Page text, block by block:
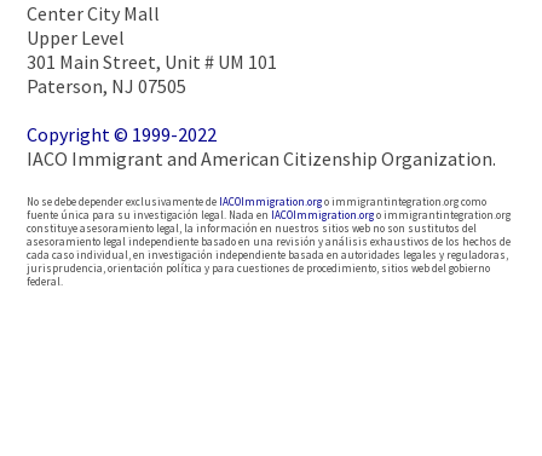
Center City Mall
Upper Level
301 Main Street, Unit # UM 101
Paterson, NJ 07505
Copyright © 1999-2022
IACO Immigrant and American Citizenship Organization.
No se debe depender exclusivamente de IACOImmigration.orgo immigrantintegration.org como
fuente única para su investigación legal. Nada en IACOImmigration.orgo immigrantintegration.org
constituye asesoramiento legal, la información en nuestros sitios web no son sustitutos del
asesoramiento legal independiente basado en una revisión y análisis exhaustivos de los hechos de
cada caso individual, en investigación independiente basada en autoridades legales y reguladoras,
jurisprudencia, orientación política y para cuestiones de procedimiento, sitios web del gobierno
federal.